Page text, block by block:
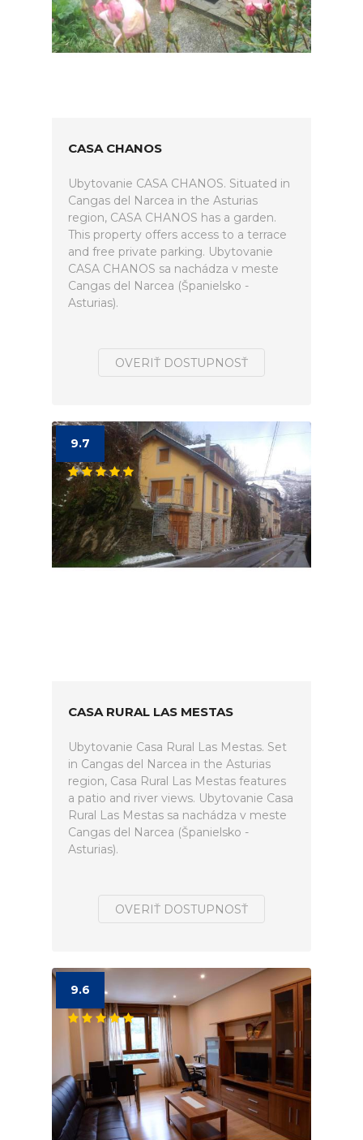
CASA CHANOS
Ubytovanie CASA CHANOS. Situated in
Cangas del Narcea in the Asturias
region, CASA CHANOS has a garden.
This property offers access to a terrace
and free private parking. Ubytovanie
CASA CHANOS sa nachádza v meste
Cangas del Narcea (Španielsko -
Asturias).
OVERIŤ DOSTUPNOSŤ
9.7
CASA RURAL LAS MESTAS
Ubytovanie Casa Rural Las Mestas. Set
in Cangas del Narcea in the Asturias
region, Casa Rural Las Mestas features
a patio and river views. Ubytovanie Casa
Rural Las Mestas sa nachádza v meste
Cangas del Narcea (Španielsko -
Asturias).
OVERIŤ DOSTUPNOSŤ
9.6